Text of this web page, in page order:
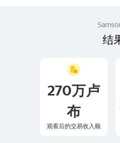
结
270万卢
布
观看后的交易收入额